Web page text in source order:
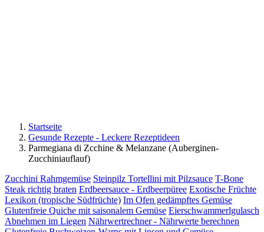
Startseite
Gesunde Rezepte - Leckere Rezeptideen
Parmegiana di Zcchine & Melanzane (Auberginen-
Zucchiniauflauf)
Zucchini Rahmgemüse Steinpilz Tortellini mit Pilzsauce T-Bone
Steak richtig braten Erdbeersauce - Erdbeerpüree Exotische Früchte
Lexikon (tropische Südfrüchte) Im Ofen gedämpftes Gemüse
Glutenfreie Quiche mit saisonalem Gemüse Eierschwammerlgulasch
Abnehmen im Liegen Nährwertrechner - Nährwerte berechnen